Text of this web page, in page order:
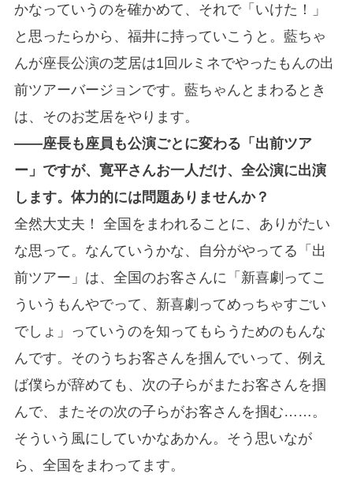
かなっていうのを確かめて、それで「いけた！」
と思ったらから、福井に持っていこうと。藍ちゃ
んが座長公演の芝居は1回ルミネでやったもんの出
前ツアーバージョンです。藍ちゃんとまわるとき
は、そのお芝居をやります。
――座長も座員も公演ごとに変わる「出前ツア
ー」ですが、寛平さんお一人だけ、全公演に出演
します。体力的には問題ありませんか？
全然大丈夫！ 全国をまわれることに、ありがたい
な思って。なんていうかな、自分がやってる「出
前ツアー」は、全国のお客さんに「新喜劇ってこ
ういうもんやでって、新喜劇ってめっちゃすごい
でしょ」っていうのを知ってもらうためのもんな
んです。そのうちお客さんを掴んでいって、例え
ば僕らが辞めても、次の子らがまたお客さんを掴
んで、またその次の子らがお客さんを掴む……。
そういう風にしていかなあかん。そう思いなが
ら、全国をまわってます。